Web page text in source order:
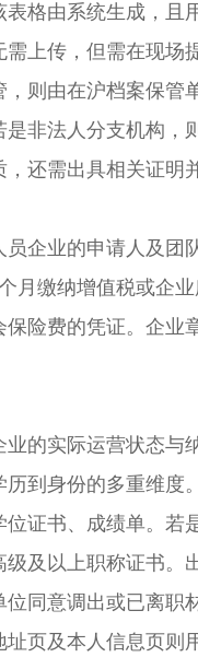
格由系统生成，
上传，但需在现
则由在沪档案保
非法人分支机构
还需出具相关证明
业的申请人及团
月缴纳增值税或企
险费的凭证。企
实际运营状态与
到身份的多重维度
证书、成绩单。若
及以上职称证书
位同意调出或已离
页及本人信息页则